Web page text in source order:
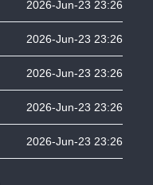
2026-Jun-23 23:26
2026-Jun-23 23:26
2026-Jun-23 23:26
2026-Jun-23 23:26
2026-Jun-23 23:26